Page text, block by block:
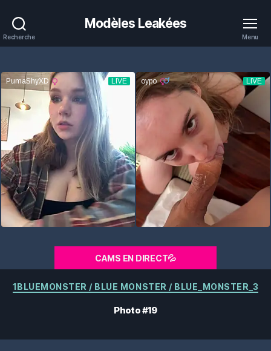
Recherche
Modèles Leakées
Menu
CAMS EN DIRECT💦
Catégories
1BLUEMONSTER / BLUE MONSTER / BLUE_MONSTER_3
Photo #19